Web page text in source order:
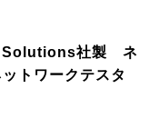
Solutions社製 ネ
トワークテスタ